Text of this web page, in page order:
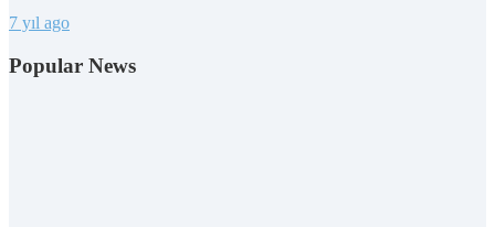
7 yıl ago
Popular News